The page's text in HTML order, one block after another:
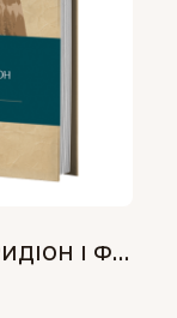
РОЗМОВИ. ЕНХЕЙРИДІОН І ФРАГМЕНТИ